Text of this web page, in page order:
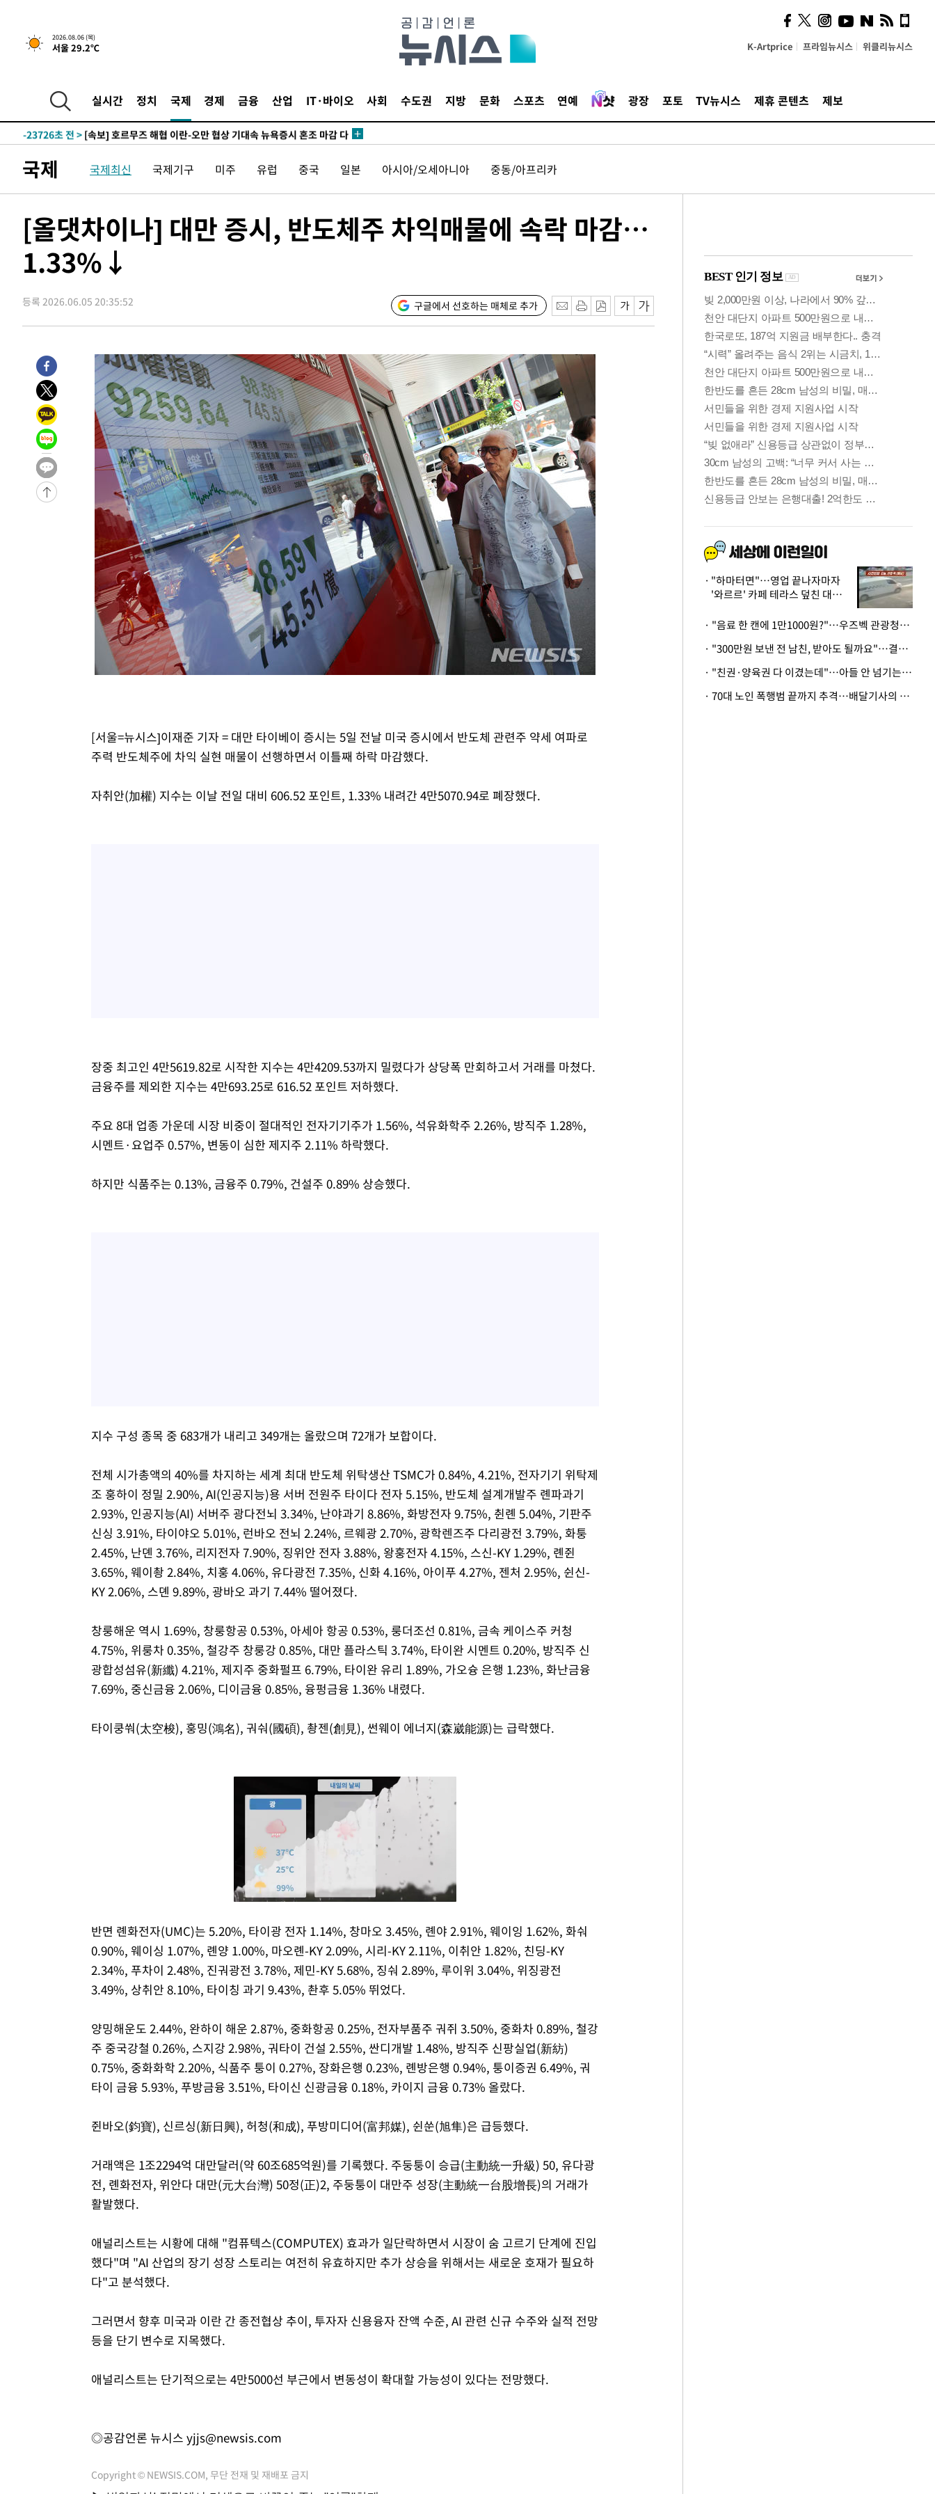
2026.08.06 (목)
서울 29.2℃ K-Artprice 프라임뉴시스 위클리뉴시스
실시간 정치 국제 경제 금융 산업 IT·바이오 사회 수도권 지방 문화 스포츠 연예 광장 포토 TV뉴시스 제휴 콘텐츠 제보
-6652초 전 >
[속보] "이란-오만, 호르무즈 해협 통행 항로 합의" 이란 외무부 대변
-31553초 전 >
-23726초 전 > [속보] 호르무즈 해협 이란-오만 협상 기대속 뉴욕증시 혼조 마감 다
취임 3년 인터뷰
-6632초 전 >
[속보] "이란-오만, 호르무즈 해협 통행 항로 합의" 이란 외무부 대변
-31573초 전 >미 워싱턴주 스포캔 시의 통제불능 3개 산불, 방화선 일부 구축
우 0.49%↑
-22101초 전 >[속보] 이란 대통령 "지금 최고지도자와 소통하기가 매우 어려워"
취임 3년 인터뷰
-6652초 전 > [속보] "이란-오만, 호르무즈 해협 통행 항로 합의" 이란 외무부 대변
인
국제 국제최신 국제기구 미주 유럽 중국 일본 아시아/오세아니아 중동/아프리카
[올댓차이나] 대만 증시, 반도체주 차익매물에 속락 마감…
1.33%↓
등록 2026.06.05 20:35:52 구글에서 선호하는 매체로 추가
[서울=뉴시스]이재준 기자 = 대만 타이베이 증시는 5일 전날 미국 증시에서 반도체 관련주 약세 여파로
주력 반도체주에 차익 실현 매물이 선행하면서 이틀째 하락 마감했다.
자취안(加權) 지수는 이날 전일 대비 606.52 포인트, 1.33% 내려간 4만5070.94로 폐장했다.
장중 최고인 4만5619.82로 시작한 지수는 4만4209.53까지 밀렸다가 상당폭 만회하고서 거래를 마쳤다.
금융주를 제외한 지수는 4만693.25로 616.52 포인트 저하했다.
주요 8대 업종 가운데 시장 비중이 절대적인 전자기기주가 1.56%, 석유화학주 2.26%, 방직주 1.28%,
시멘트·요업주 0.57%, 변동이 심한 제지주 2.11% 하락했다.
하지만 식품주는 0.13%, 금융주 0.79%, 건설주 0.89% 상승했다.
지수 구성 종목 중 683개가 내리고 349개는 올랐으며 72개가 보합이다.
전체 시가총액의 40%를 차지하는 세계 최대 반도체 위탁생산 TSMC가 0.84%, 4.21%, 전자기기 위탁제
조 훙하이 정밀 2.90%, AI(인공지능)용 서버 전원주 타이다 전자 5.15%, 반도체 설계개발주 롄파과기
2.93%, 인공지능(AI) 서버주 광다전뇌 3.34%, 난야과기 8.86%, 화방전자 9.75%, 췬롄 5.04%, 기판주
신싱 3.91%, 타이야오 5.01%, 런바오 전뇌 2.24%, 르웨광 2.70%, 광학렌즈주 다리광전 3.79%, 화퉁
2.45%, 난뎬 3.76%, 리지전자 7.90%, 징위안 전자 3.88%, 왕훙전자 4.15%, 스신-KY 1.29%, 롄쥔
3.65%, 웨이촹 2.84%, 치훙 4.06%, 유다광전 7.35%, 신화 4.16%, 아이푸 4.27%, 젠처 2.95%, 쉰신-
KY 2.06%, 스뎬 9.89%, 광바오 과기 7.44% 떨어졌다.
창룽해운 역시 1.69%, 창룽항공 0.53%, 아세아 항공 0.53%, 룽더조선 0.81%, 금속 케이스주 커청
4.75%, 위룽차 0.35%, 철강주 창룽강 0.85%, 대만 플라스틱 3.74%, 타이완 시멘트 0.20%, 방직주 신
광합성섬유(新纖) 4.21%, 제지주 중화펄프 6.79%, 타이완 유리 1.89%, 가오슝 은행 1.23%, 화난금융
7.69%, 중신금융 2.06%, 디이금융 0.85%, 융펑금융 1.36% 내렸다.
타이쿵쒀(太空梭), 훙밍(鴻名), 궈숴(國碩), 촹젠(創見), 썬웨이 에너지(森崴能源)는 급락했다.
Mute
반면 롄화전자(UMC)는 5.20%, 타이광 전자 1.14%, 창마오 3.45%, 롄야 2.91%, 웨이잉 1.62%, 화숴
0.90%, 웨이싱 1.07%, 롄양 1.00%, 마오롄-KY 2.09%, 시리-KY 2.11%, 이취안 1.82%, 친딩-KY
2.34%, 푸차이 2.48%, 진궈광전 3.78%, 제민-KY 5.68%, 징숴 2.89%, 루이위 3.04%, 위징광전
3.49%, 상취안 8.10%, 타이칭 과기 9.43%, 촨후 5.05% 뛰었다.
양밍해운도 2.44%, 완하이 해운 2.87%, 중화항공 0.25%, 전자부품주 궈쥐 3.50%, 중화차 0.89%, 철강
주 중국강철 0.26%, 스지강 2.98%, 궈타이 건설 2.55%, 싼디개발 1.48%, 방직주 신팡실업(新紡)
0.75%, 중화화학 2.20%, 식품주 퉁이 0.27%, 장화은행 0.23%, 롄방은행 0.94%, 퉁이증권 6.49%, 궈
타이 금융 5.93%, 푸방금융 3.51%, 타이신 신광금융 0.18%, 카이지 금융 0.73% 올랐다.
쥔바오(鈞寶), 신르싱(新日興), 허청(和成), 푸방미디어(富邦媒), 쉰쑨(旭隼)은 급등했다.
거래액은 1조2294억 대만달러(약 60조685억원)를 기록했다. 주둥퉁이 승급(主動統一升級) 50, 유다광
전, 롄화전자, 위안다 대만(元大台灣) 50정(正)2, 주둥퉁이 대만주 성장(主動統一台股增長)의 거래가
활발했다.
애널리스트는 시황에 대해 "컴퓨텍스(COMPUTEX) 효과가 일단락하면서 시장이 숨 고르기 단계에 진입
했다"며 "AI 산업의 장기 성장 스토리는 여전히 유효하지만 추가 상승을 위해서는 새로운 호재가 필요하
다"고 분석했다.
그러면서 향후 미국과 이란 간 종전협상 추이, 투자자 신용융자 잔액 수준, AI 관련 신규 수주와 실적 전망
등을 단기 변수로 지목했다.
애널리스트는 단기적으로는 4만5000선 부근에서 변동성이 확대할 가능성이 있다는 전망했다.
◎공감언론 뉴시스 yjjs@newsis.com
Copyright © NEWSIS.COM, 무단 전재 및 재배포 금지
는 땀'이 빚어낸 주체의 미
학…관능의 완벽한 균형
"하마터면"…영업 끝나자마자
'와르르' 카페 테라스 덮친 대리
· "음료 한 캔에 1만1000원?"…우즈벡 관광청까지 나섰다, 유튜버 폭로 후폭풍
· "300만원 보낸 전 남친, 받아도 될까요"…결혼 앞둔 예비신부의 뜻밖 고충
· "친권·양육권 다 이겼는데"…아들 안 넘기는 아내에 '강제집행' 가능할까
· 70대 노인 폭행범 끝까지 추격…배달기사의 용기, 추가 피해 막았다